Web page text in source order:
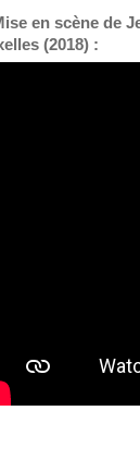
en scène de
(2018) :